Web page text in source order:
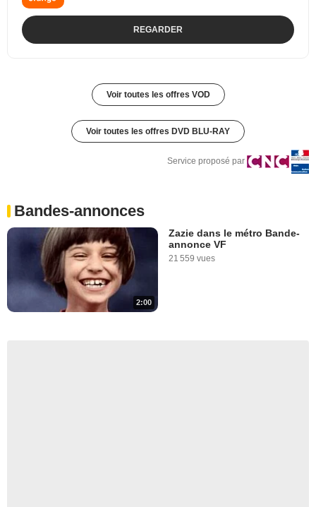
REGARDER
Voir toutes les offres VOD
Voir toutes les offres DVD BLU-RAY
Service proposé par
Bandes-annonces
2:00
Zazie dans le métro Bande-
annonce VF
21 559 vues